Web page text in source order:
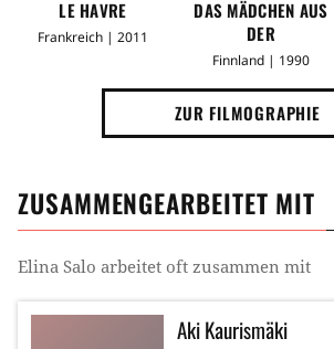
LE HAVRE
Frankreich | 2011
DAS MÄDCHEN AUS
DER
STREICHHOLZFABRIK
Finnland | 1990
ZUR FILMOGRAPHIE
ZUSAMMENGEARBEITET MIT
Elina Salo arbeitet oft zusammen mit
Aki Kaurismäki